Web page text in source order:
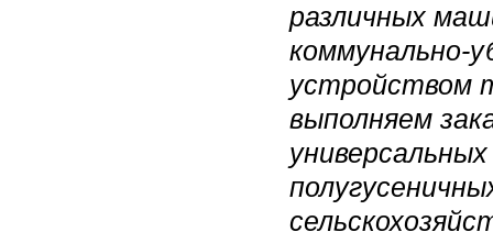
различных
коммунально-
устройством
выполняем